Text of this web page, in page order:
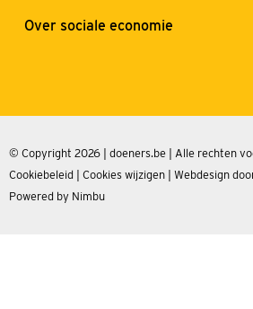
Over sociale economie
© Copyright 2026 | doeners.be | Alle rechten
Cookiebeleid
Cookies wijzigen Webdesign
Powered by Nimbu